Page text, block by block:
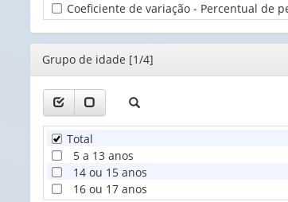
Coeficiente de variação - Percentual de
Editor
Grupo de idade [1/4]
Total
5 a 13 anos
14 ou 15 anos
16 ou 17 anos